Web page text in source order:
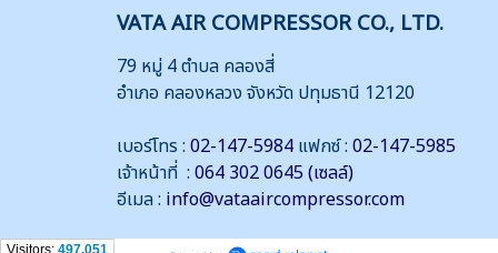
VATA AIR COMPRESSOR CO., LTD.
79 หมู่ 4 ตำบล คลองสี่
อำเภอ คลองหลวง จังหวัด ปทุมธานี 12120
เบอร์โทร : 02-147-5984 แฟกซ์ : 02-147-5985
เจ้าหน้าที่ : 064 302 0645 (เซลล์)
อีเมล : info@vataaircompressor.com
Visitors: 497,051